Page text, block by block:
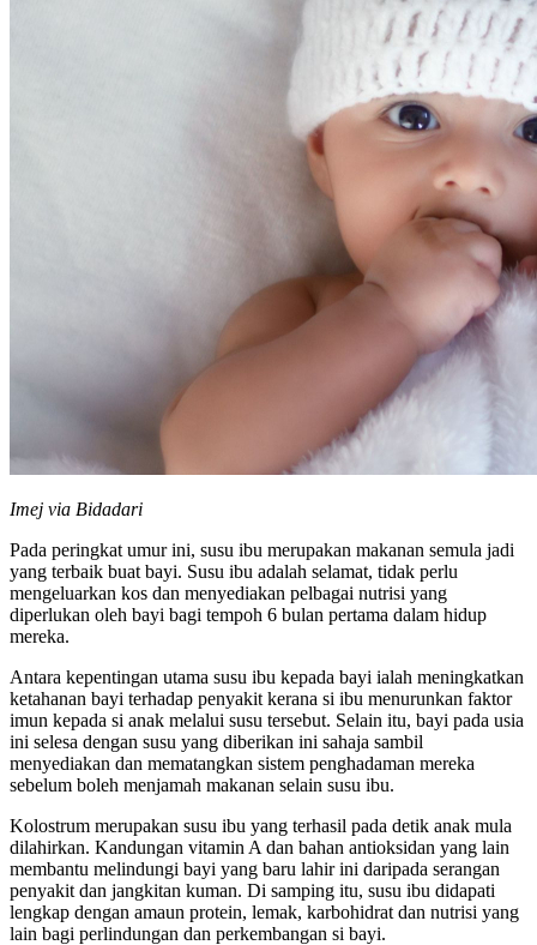
Imej via Bidadari
Pada peringkat umur ini, susu ibu merupakan makanan semula jadi
yang terbaik buat bayi. Susu ibu adalah selamat, tidak perlu
mengeluarkan kos dan menyediakan pelbagai nutrisi yang
diperlukan oleh bayi bagi tempoh 6 bulan pertama dalam hidup
mereka.
Antara kepentingan utama susu ibu kepada bayi ialah meningkatkan
ketahanan bayi terhadap penyakit kerana si ibu menurunkan faktor
imun kepada si anak melalui susu tersebut. Selain itu, bayi pada usia
ini selesa dengan susu yang diberikan ini sahaja sambil
menyediakan dan mematangkan sistem penghadaman mereka
sebelum boleh menjamah makanan selain susu ibu.
Kolostrum merupakan susu ibu yang terhasil pada detik anak mula
dilahirkan. Kandungan vitamin A dan bahan antioksidan yang lain
membantu melindungi bayi yang baru lahir ini daripada serangan
penyakit dan jangkitan kuman. Di samping itu, susu ibu didapati
lengkap dengan amaun protein, lemak, karbohidrat dan nutrisi yang
lain bagi perlindungan dan perkembangan si bayi.